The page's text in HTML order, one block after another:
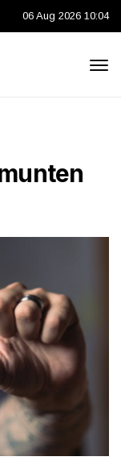
06 Aug 2026 10:04